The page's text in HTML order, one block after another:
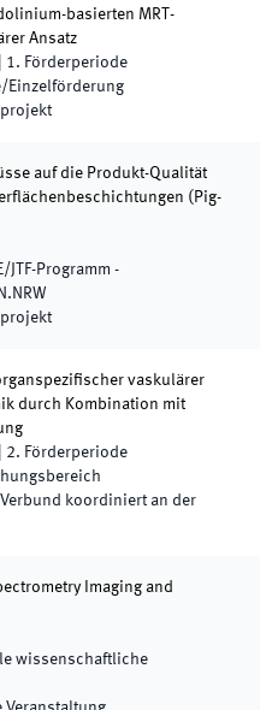
basierten MRT-
Ansatz
1. Förderperiode
Einzelförderung
auf die Produkt-Qualität
( Pig-
JTF-Programm -
vaskulärer
durch Kombination mit
2. Förderperiode
Verbund koordiniert an der
Imaging and
wissenschaftliche